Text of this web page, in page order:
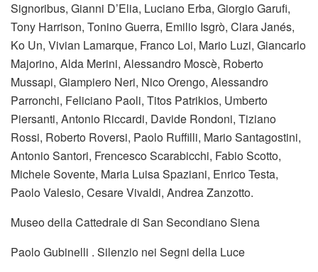
Signoribus, Gianni D’Elia, Luciano Erba, Giorgio Garufi,
Tony Harrison, Tonino Guerra, Emilio Isgrò, Clara Janés,
Ko Un, Vivian Lamarque, Franco Loi, Mario Luzi, Giancarlo
Majorino, Alda Merini, Alessandro Moscè, Roberto
Mussapi, Giampiero Neri, Nico Orengo, Alessandro
Parronchi, Feliciano Paoli, Titos Patrikios, Umberto
Piersanti, Antonio Riccardi, Davide Rondoni, Tiziano
Rossi, Roberto Roversi, Paolo Ruffilli, Mario Santagostini,
Antonio Santori, Frencesco Scarabicchi, Fabio Scotto,
Michele Sovente, Maria Luisa Spaziani, Enrico Testa,
Paolo Valesio, Cesare Vivaldi, Andrea Zanzotto.
Museo della Cattedrale di San Secondiano Siena
Paolo Gubinelli . Silenzio nei Segni della Luce